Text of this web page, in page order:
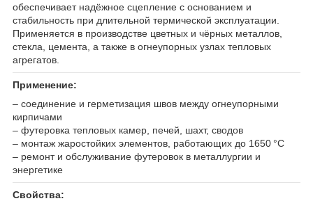
обеспечивает надёжное сцепление с основанием и
стабильность при длительной термической эксплуатации.
Применяется в производстве цветных и чёрных металлов,
стекла, цемента, а также в огнеупорных узлах тепловых
агрегатов.
Применение:
– соединение и герметизация швов между огнеупорными
кирпичами
– футеровка тепловых камер, печей, шахт, сводов
– монтаж жаростойких элементов, работающих до 1650 °C
– ремонт и обслуживание футеровок в металлургии и
энергетике
Свойства: